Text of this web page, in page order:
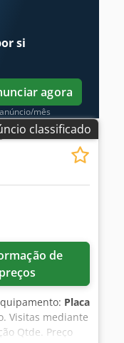
si
agora
mês
classificado
preços
Placa
Visitas mediante
Qtde. Preço